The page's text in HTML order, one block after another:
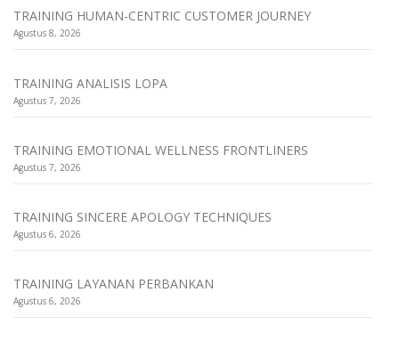
TRAINING HUMAN-CENTRIC CUSTOMER JOURNEY
Agustus 8, 2026
TRAINING ANALISIS LOPA
Agustus 7, 2026
TRAINING EMOTIONAL WELLNESS FRONTLINERS
Agustus 7, 2026
TRAINING SINCERE APOLOGY TECHNIQUES
Agustus 6, 2026
TRAINING LAYANAN PERBANKAN
Agustus 6, 2026